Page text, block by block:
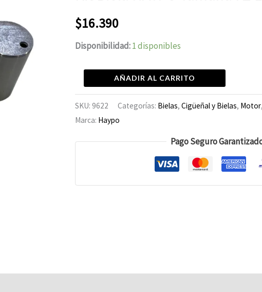
$16.390
Disponibilidad:1 disponibles
16
cantidad
AÑADIR AL CARRITO
SKU: 9622 Categorías: Bielas, Cigüeñal y Bielas, Motor,
Marca: Haypo
Pago Seguro